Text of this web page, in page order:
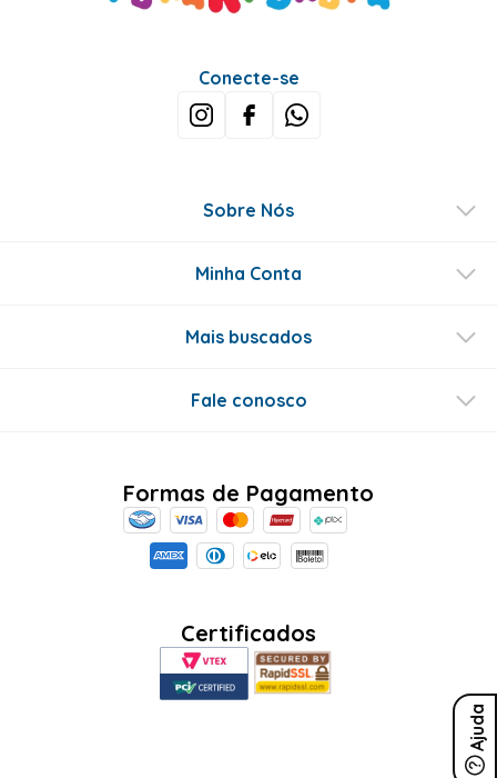
Ajuda
Conecte-se
Sobre Nós
Minha Conta
Mais buscados
Fale conosco
Formas de Pagamento
Certificados